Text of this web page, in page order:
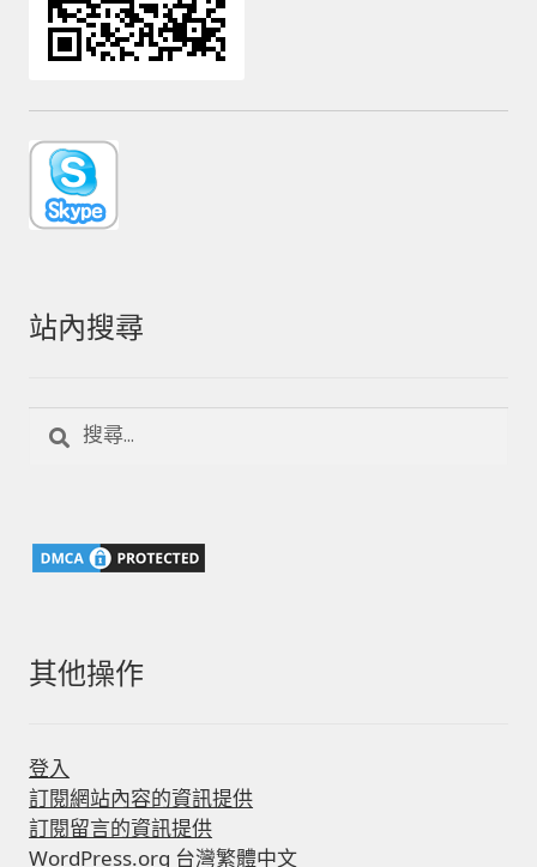
站內搜尋
字:
其他操作
登入
訂閱網站內容的資訊提供
訂閱留言的資訊提供
WordPress.org 台灣繁體中文